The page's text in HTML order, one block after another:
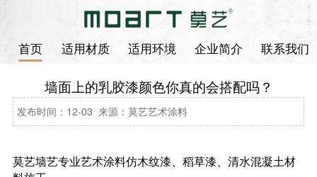
首页 适用材质 适用环境 企业简介 联系我们
墙面上的乳胶漆颜色你真的会搭配吗？
发布时间：12-03 来源：莫艺艺术涂料
莫艺墙艺专业艺术涂料仿木纹漆 稻草漆 清水混凝土材